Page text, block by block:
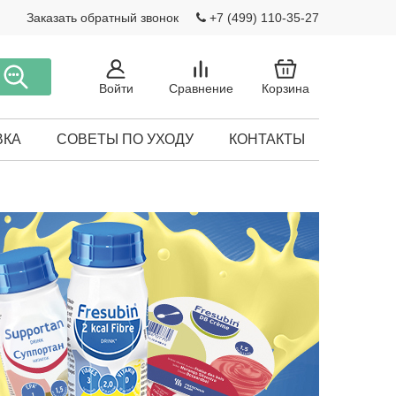
Заказать обратный звонок +7 (499) 110-35-27
Войти Сравнение Корзина
СОВЕТЫ ПО УХОДУ КОНТАКТЫ